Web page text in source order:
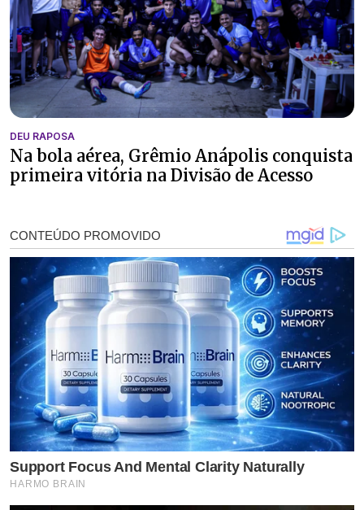
DEU RAPOSA
Na bola aérea, Grêmio Anápolis conquista
primeira vitória na Divisão de Acesso